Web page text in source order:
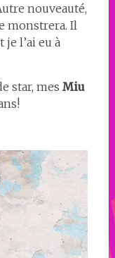
nouveauté,
monstrera. Il
je l’ai eu à
star, mes Miu